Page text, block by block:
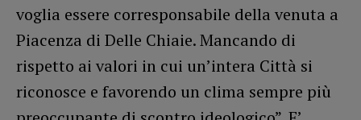
voglia essere corresponsabile della venuta a
Piacenza di Delle Chiaie. Mancando di
rispetto ai valori in cui un’intera Città si
riconosce e favorendo un clima sempre più